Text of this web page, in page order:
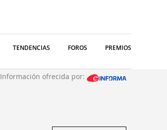
TENDENCIAS FOROS PREMIOS
Información ofrecida por: